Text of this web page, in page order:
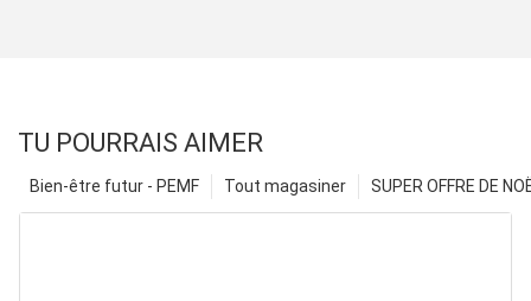
TU POURRAIS AIMER
SUPER OFFRE DE
Tout magasiner
Bien-être futur - PEMF